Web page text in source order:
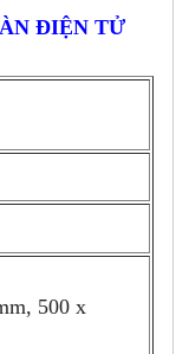
ĐIỆN TỬ
500 x